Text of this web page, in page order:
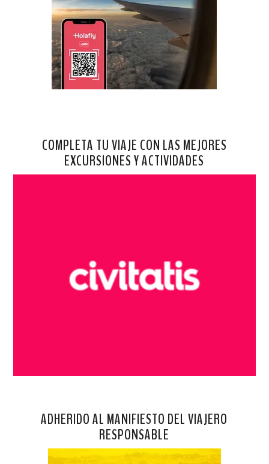
COMPLETA TU VIAJE CON LAS MEJORES
EXCURSIONES Y ACTIVIDADES
ADHERIDO AL MANIFIESTO DEL VIAJERO
RESPONSABLE